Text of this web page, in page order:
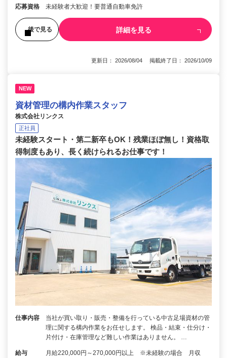
応募資格 未経験者大歓迎！要普通自動車免許
後で見る 詳細を見る
更新日： 2026/08/04 掲載終了日： 2026/10/09
NEW
資材管理の構内作業スタッフ
株式会社リンクス
正社員
未経験スタート・第二新卒もOK！残業ほぼ無し！資格取
得制度もあり、長く続けられるお仕事です！
仕事内容
当社が買い取り・販売・整備を行っている中古足場資材の管
理に関する構内作業をお任せします。 検品・結束・仕分け・
片付け・在庫管理など難しい作業はありません。 …
給与
月給220,000円～270,000円以上 ※未経験の場合 月収